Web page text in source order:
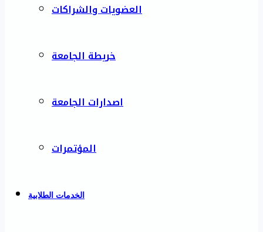
العضويات والشراكات
خريطة الجامعة
اصدارات الجامعة
المؤتمرات
الخدمات الطلابية